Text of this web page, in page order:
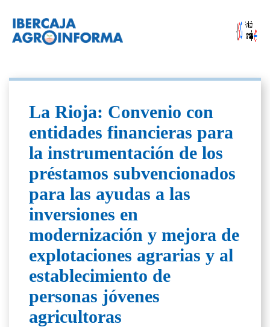
La Rioja: Convenio con
entidades financieras para
la instrumentación de los
préstamos subvencionados
para las ayudas a las
inversiones en
modernización y mejora de
explotaciones agrarias y al
establecimiento de
personas jóvenes
agricultoras